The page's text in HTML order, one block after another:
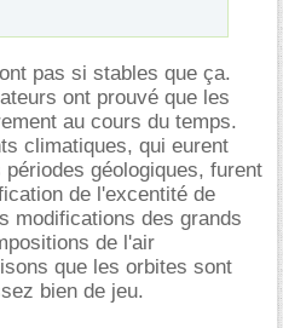
pas si stables que ça.
ont prouvé que les
au cours du temps.
climatiques, qui eurent
géologiques, furent
de l'excentité de
modifications des grands
de l'air
que les orbites sont
bien de jeu.